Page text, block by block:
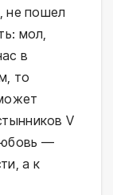
не пошел
мол,
в
то
V
—
а к